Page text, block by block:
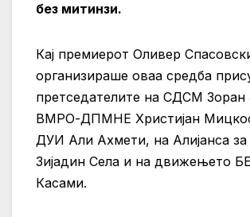
без митинзи.
Кај премиерот Оливер Спасовски
организираше оваа средба
претседателите на СДСМ Зоран
ВМРО-ДПМНЕ Христијан
ДУИ Али Ахмети, на Алијанса
Зијадин Села и на движењето
Касами.